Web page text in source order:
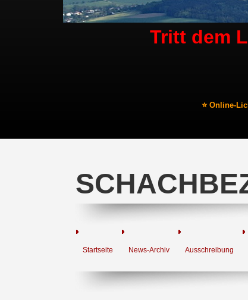
Tritt dem
⭐ Online-
Startseite News-Archiv Ausschreibung